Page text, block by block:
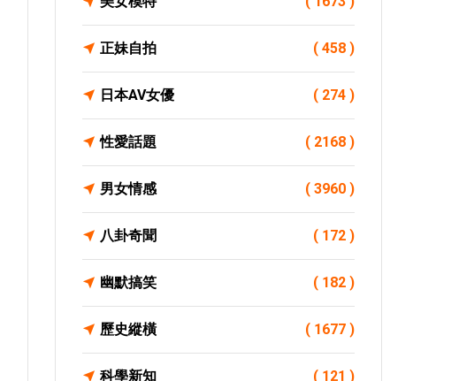
正妹自拍 ( 458 )
日本AV女優 ( 274 )
性愛話題 ( 2168 )
男女情感 ( 3960 )
八卦奇聞 ( 172 )
幽默搞笑 ( 182 )
歷史縱橫 ( 1677 )
科學新知 ( 121 )